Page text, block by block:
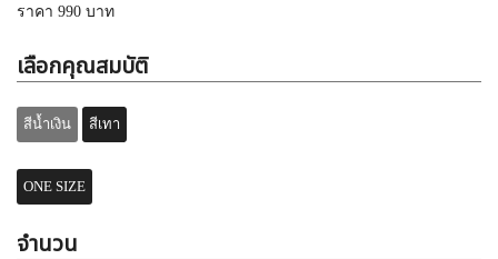
ราคา 990 บาท
เลือกคุณสมบัติ
สีน้ำเงิน สีเทา
ONE SIZE
จำนวน